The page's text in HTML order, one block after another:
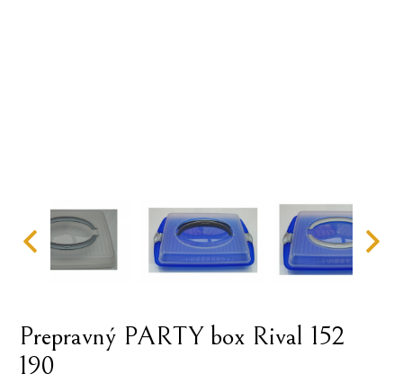
Prepravný PARTY box Rival 152
190